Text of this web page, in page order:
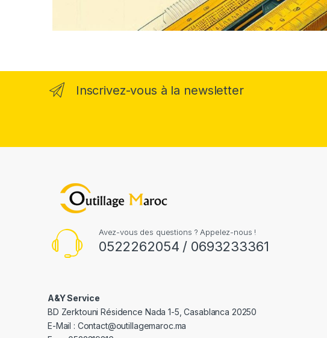
Inscrivez-vous à la newsletter
Avez-vous des questions ? Appelez-nous !
0522262054 / 0693233361
A&Y Service
BD Zerktouni Résidence Nada 1-5, Casablanca 20250
E-Mail : Contact@outillagemaroc.ma